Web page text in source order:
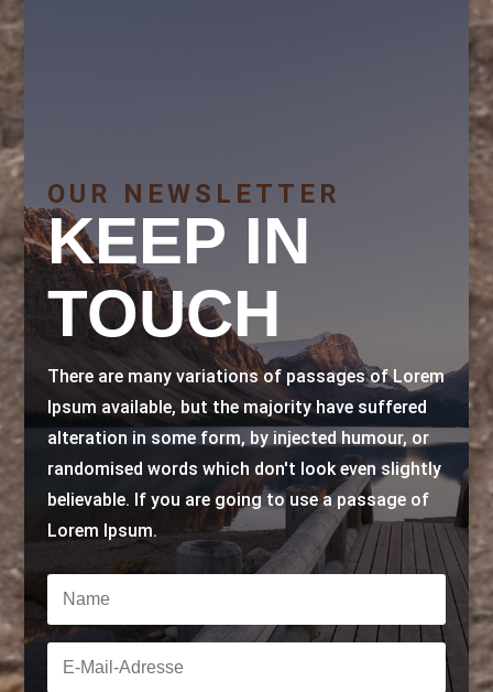
OUR NEWSLETTER
KEEP IN
TOUCH
There are many variations of passages of Lorem
Ipsum available, but the majority have suffered
alteration in some form, by injected humour, or
randomised words which don't look even slightly
believable. If you are going to use a passage of
Lorem Ipsum.